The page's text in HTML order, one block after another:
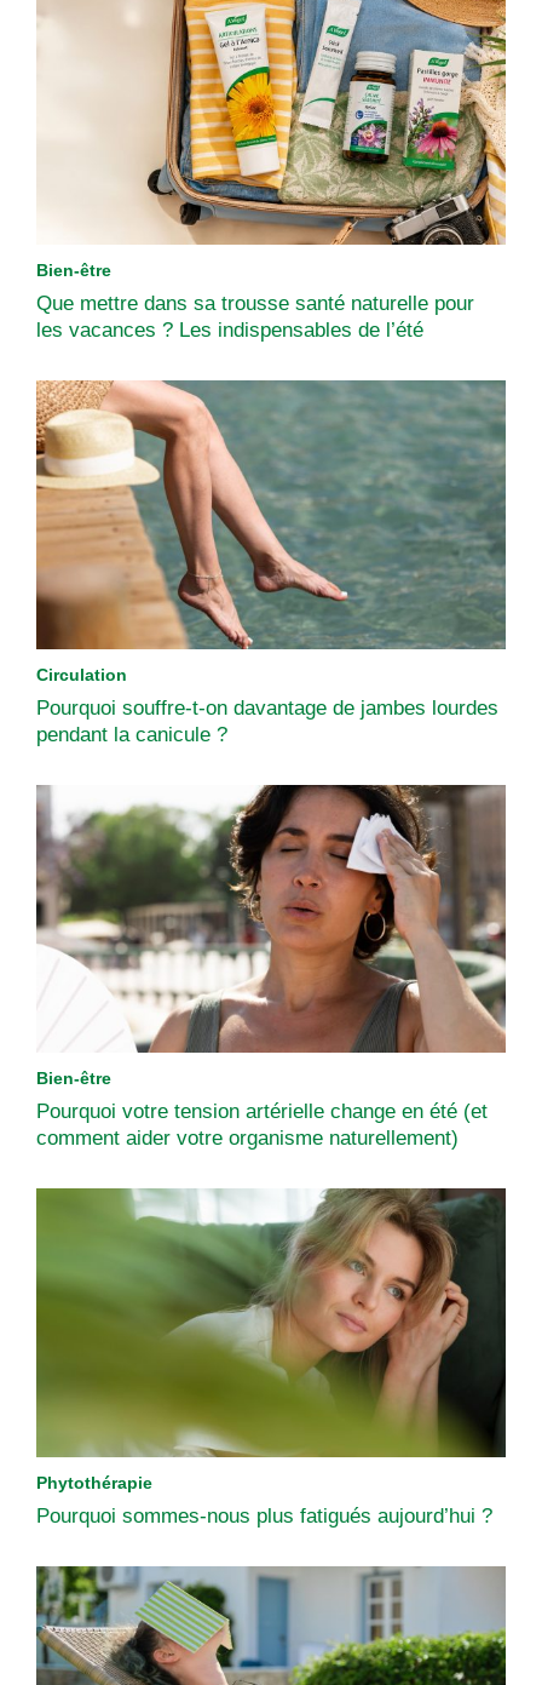
Bien-être
Que mettre dans sa trousse santé naturelle pour
les vacances ? Les indispensables de l’été
Circulation
Pourquoi souffre-t-on davantage de jambes lourdes
pendant la canicule ?
Bien-être
Pourquoi votre tension artérielle change en été (et
comment aider votre organisme naturellement)
Phytothérapie
Pourquoi sommes-nous plus fatigués aujourd’hui ?